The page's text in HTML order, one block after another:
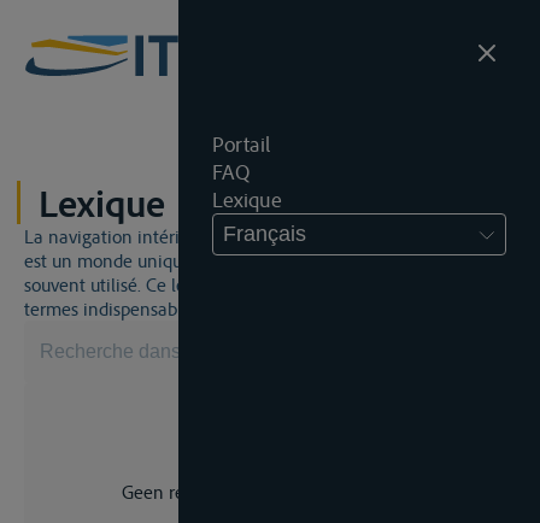
Portail
FAQ
Lexique
Français
Lexique
La navigation intérieure et du droit de la navigation intérieure
est un monde unique. Cela signifie qu'un jargon spécifique est
souvent utilisé. Ce lexique vous aidera à maîtriser certains
termes indispensables.
Geen resultaat voor uw zoekopdracht.